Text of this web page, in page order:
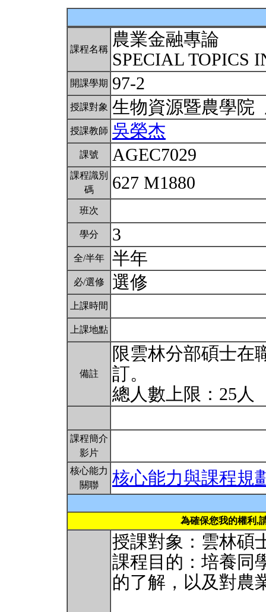
課程名稱 農業金融專論
SPECIAL TOPICS
開課學期 97-2
授課對象 生物資源暨農學
授課教師 吳榮杰
課號 AGEC7029
課程識別
碼
627 M1880
班次
學分 3
全/半年 半年
必/選修 選修
上課時間
上課地點
備註
限雲林分部碩士在
訂。
總人數上限：25人
課程簡介
影片
核心能力
關聯
核心能力與課程規
為確保您我的權利,
授課對象：雲林碩
課程目的：培養同
的了解，以及對農